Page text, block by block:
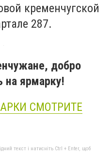
кременчугской
287.
добро
на ярмарку!
СМОТРИТЕ
текст і натисніть Ctrl + Enter, щоб